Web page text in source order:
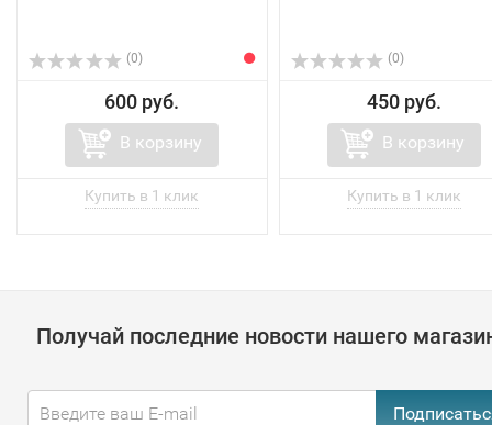
(0)
600 руб.
В корзину
(0)
450 руб.
В корзину
Получай последние новости нашего